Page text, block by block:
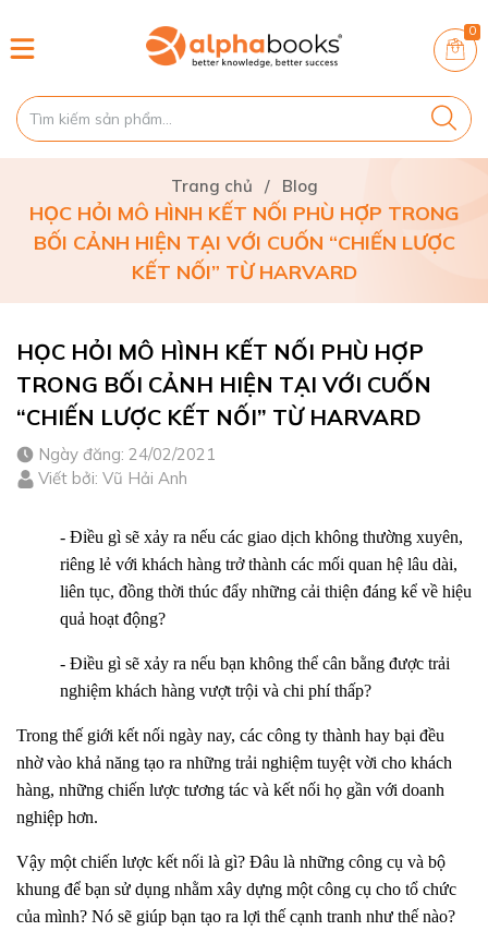
0
Trang chủ / Blog
HỌC HỎI MÔ HÌNH KẾT NỐI PHÙ HỢP TRONG
BỐI CẢNH HIỆN TẠI VỚI CUỐN “CHIẾN LƯỢC
KẾT NỐI” TỪ HARVARD
HỌC HỎI MÔ HÌNH KẾT NỐI PHÙ HỢP
TRONG BỐI CẢNH HIỆN TẠI VỚI CUỐN
“CHIẾN LƯỢC KẾT NỐI” TỪ HARVARD
Ngày đăng: 24/02/2021
Viết bởi: Vũ Hải Anh
- Điều gì sẽ xảy ra nếu các giao dịch không thường xuyên,
riêng lẻ với khách hàng trở thành các mối quan hệ lâu dài,
liên tục, đồng thời thúc đẩy những cải thiện đáng kể về hiệu
quả hoạt động?
- Điều gì sẽ xảy ra nếu bạn không thể cân bằng được trải
nghiệm khách hàng vượt trội và chi phí thấp?
Trong thế giới kết nối ngày nay, các công ty thành hay bại đều
nhờ vào khả năng tạo ra những trải nghiệm tuyệt vời cho khách
hàng, những chiến lược tương tác và kết nối họ gần với doanh
nghiệp hơn.
Vậy một chiến lược kết nối là gì? Đâu là những công cụ và bộ
khung để bạn sử dụng nhằm xây dựng một công cụ cho tổ chức
của mình? Nó sẽ giúp bạn tạo ra lợi thế cạnh tranh như thế nào?